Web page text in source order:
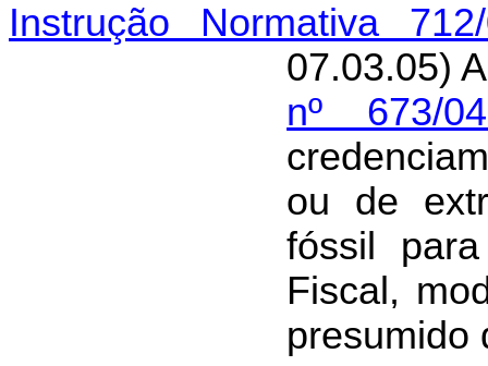
Instrução Normativa 712/
07.03.05)
nº 673/
ou de
fóssil
Fiscal,
presumido